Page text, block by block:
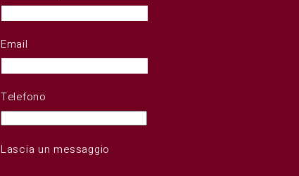
Email
Telefono
Lascia un messaggio